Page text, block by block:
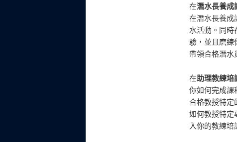
在潛水長養成
在潛水長養成
水活動。同時
驗，並且磨練
帶領合格潛水
在助理教練培
你如何完成課
合格教授特定
如何教授特定
入你的教練培